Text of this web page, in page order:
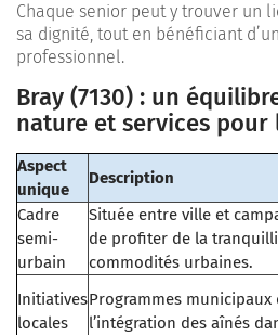
Chaque senior peut y trouver un
sa dignité, tout en bénéficiant
professionnel.
Bray (7130) : un
nature et services pour
Aspect
unique
Description
Cadre
semi-
urbain
Située entre ville et
de profiter de la
commodités urbaines.
Initiatives
locales
Programmes
l’intégration des aînés